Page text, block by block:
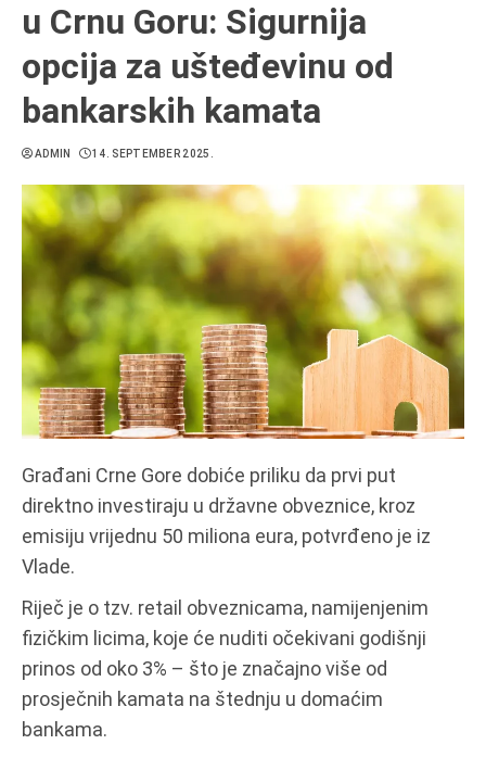
u Crnu Goru: Sigurnija
opcija za ušteđevinu od
bankarskih kamata
ADMIN 14. SEPTEMBER 2025.
Građani Crne Gore dobiće priliku da prvi put
direktno investiraju u državne obveznice, kroz
emisiju vrijednu 50 miliona eura, potvrđeno je iz
Vlade.
Riječ je o tzv. retail obveznicama, namijenjenim
fizičkim licima, koje će nuditi očekivani godišnji
prinos od oko 3% – što je značajno više od
prosječnih kamata na štednju u domaćim
bankama.